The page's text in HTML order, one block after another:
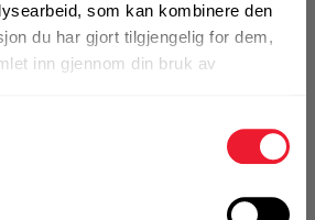
som kan kombinere den
du har gjort tilgjengelig for dem,
inn gjennom din bruk av
KJØP